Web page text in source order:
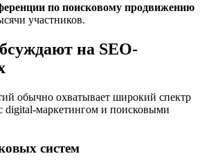
по поисковому продвижению
участников.
на SEO-
обычно охватывает широкий спектр
digital-маркетингом и поисковыми
систем